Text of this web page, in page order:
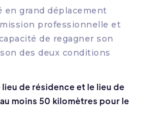
en grand déplacement
professionnelle et
de regagner son
des deux conditions
de résidence et le lieu de
moins 50 kilomètres pour le